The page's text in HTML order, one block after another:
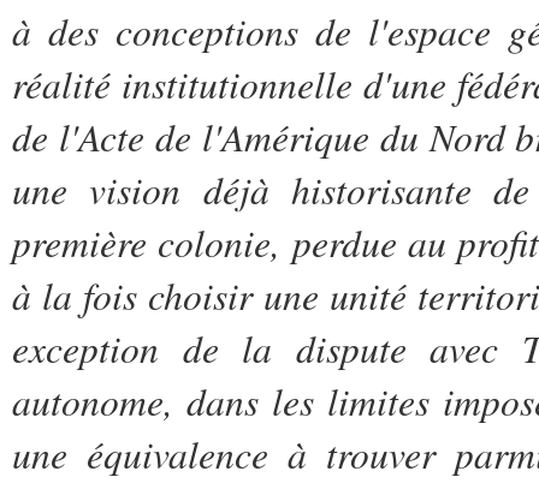
à des conceptions de l'espace
réalité institutionnelle d'une
de l'Acte de l'Amérique du Nord
une vision déjà historisante
première colonie, perdue au
à la fois choisir une unité
exception de la dispute avec
autonome, dans les limites
une équivalence à trouver